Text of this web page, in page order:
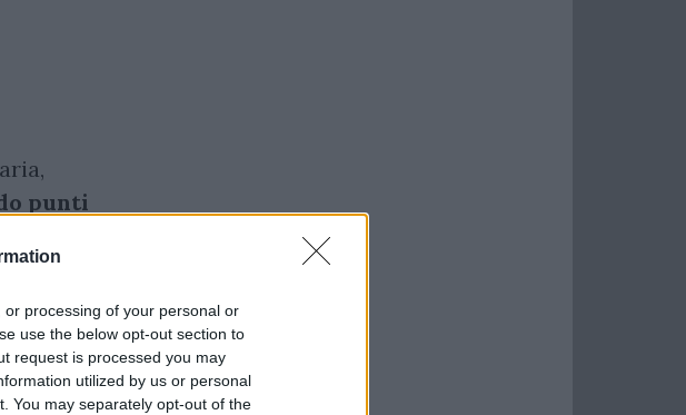
processing of your personal or
use the below opt-out section to
request is processed you may
utilized by us or personal
You may separately opt-out of the
punti